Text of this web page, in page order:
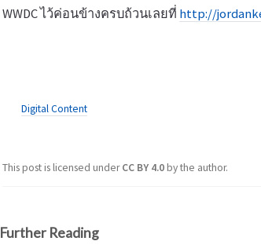
WWDC ไว้ค่อนข้างครบถ้วนเลยที่ http://
Digital Content
This post is licensed underCC BY 4.0by the author.
Further Reading